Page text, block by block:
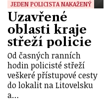
JEDEN POLICISTA NAKAŽENÝ
Uzavřené
oblasti kraje
střeží policie
Od časných ranních
hodin policisté střeží
veškeré přístupové cesty
do lokalit na Litovelsku
a…